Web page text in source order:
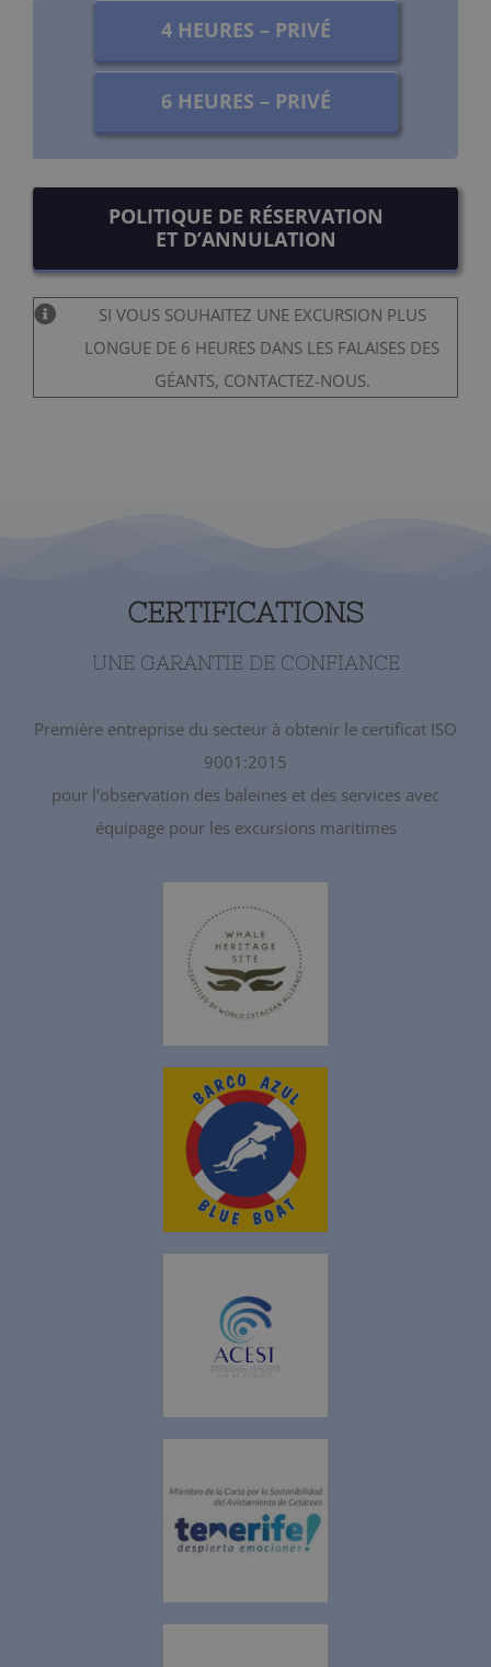
4 HEURES – PRIVÉ
6 HEURES – PRIVÉ
POLITIQUE DE RÉSERVATION
ET D’ANNULATION
SI VOUS SOUHAITEZ UNE EXCURSION PLUS
LONGUE DE 6 HEURES DANS LES FALAISES DES
GÉANTS, CONTACTEZ-NOUS.
CERTIFICATIONS
UNE GARANTIE DE CONFIANCE
Première entreprise du secteur à obtenir le certificat ISO
9001:2015
pour l’observation des baleines et des services avec
équipage pour les excursions maritimes